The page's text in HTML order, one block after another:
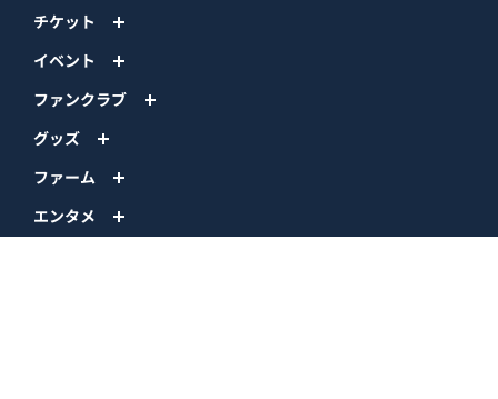
チケット
イベント
ファンクラブ
グッズ
ファーム
エンタメ